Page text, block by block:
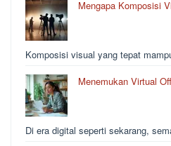
Mengapa Komposisi
Komposisi visual yang tepat
Menemukan Virtual
Di era digital seperti sekarang,